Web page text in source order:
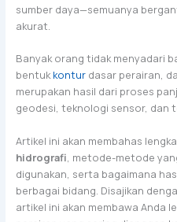
sumber daya—semuanya
akurat.
Banyak orang tidak menyadari
bentukkonturdasar perairan,
merupakan hasil dari proses
geodesi, teknologi sensor, dan
Artikel ini akan membahas
hidrografi, metode-metode
digunakan, serta bagaimana
berbagai bidang. Disajikan
artikel ini akan membawa Anda